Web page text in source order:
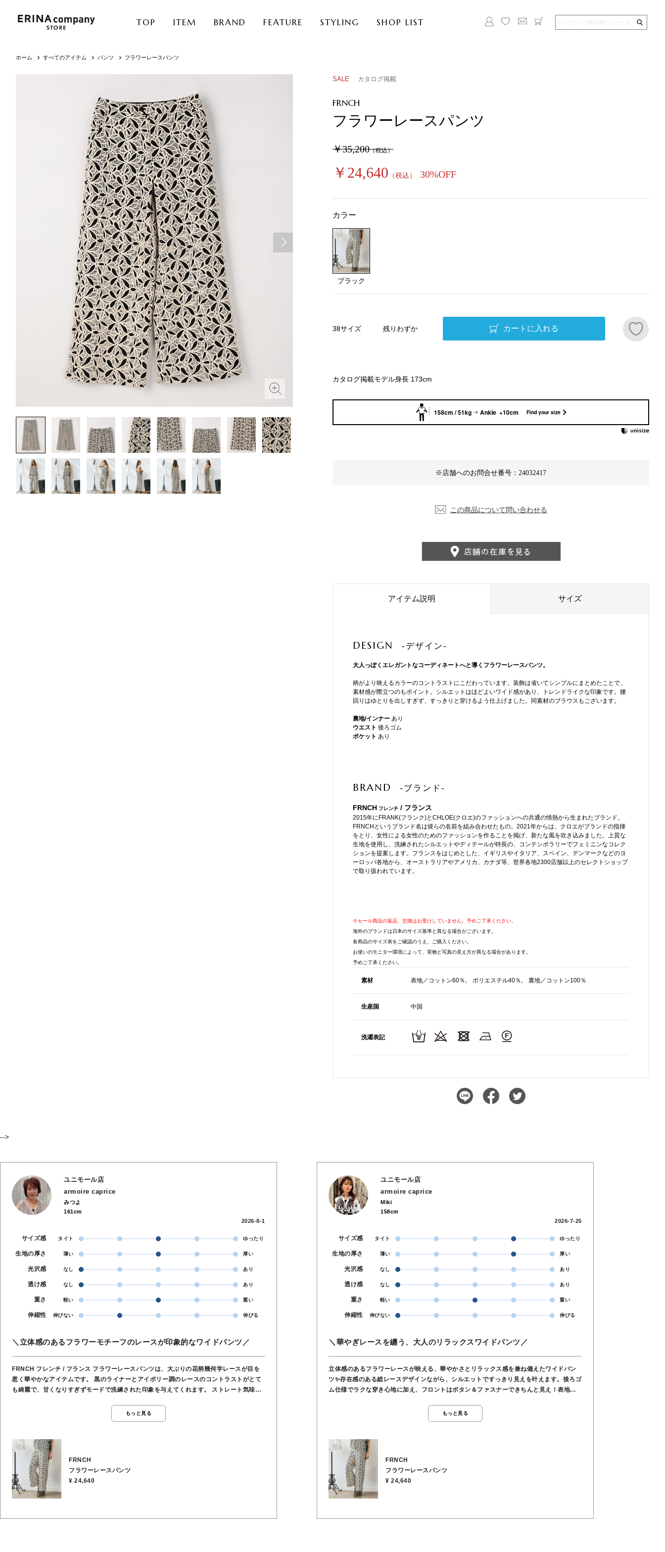
TOP ITEM BRAND FEATURE STYLING SHOP LIST
ホーム すべてのアイテム パンツ フラワーレースパンツ
SALE カタログ掲載
フラワーレースパンツ
￥35,200（税込）
￥24,640 （税込） 30%OFF
※店舗へのお問合せ番号：24032417
158cm / 51kg Ankle +10cm Find your size
FRNCH
カラー
ブラック
38サイズ 残りわずか カートに入れる
この商品について問い合わせる
カタログ掲載モデル身長 173cm
アイテム説明 サイズ
DESIGN -デザイン-
大人っぽくエレガントなコーディネートへと導くフラワーレースパンツ。
柄がより映えるカラーのコントラストにこだわっています。装飾は省いてシンプルにまとめたことで、
素材感が際立つのもポイント。シルエットはほどよいワイド感があり、トレンドライクな印象です。腰
回りはゆとりを出しすぎず、すっきりと穿けるよう仕上げました。同素材のブラウスもございます。
裏地/インナー あり
ウエスト 後ろゴム
ポケット あり
BRAND -ブランド-
FRNCH フレンチ / フランス
2015年にFRANK(フランク)とCHLOE(クロエ)のファッションへの共通の情熱から生まれたブランド。
FRNCHというブランド名は彼らの名前を組み合わせたもの。2021年からは、クロエがブランドの指揮
をとり、女性による女性のためのファッションを作ることを掲げ、新たな風を吹き込みました。上質な
生地を使用し、洗練されたシルエットやディテールが特長の、コンテンポラリーでフェミニンなコレク
ションを提案します。フランスをはじめとした、イギリスやイタリア、スペイン、デンマークなどのヨ
ーロッパ各地から、オーストラリアやアメリカ、カナダ等、世界各地2300店舗以上のセレクトショップ
で取り扱われています。
※セール商品の返品、交換はお受けしていません。予めご了承ください。
海外のブランドは日本のサイズ基準と異なる場合がございます。
各商品のサイズ表をご確認のうえ、ご購入ください。
お使いのモニター環境によって、実物と写真の見え方が異なる場合があります。
予めご了承ください。
素材 表地／コットン60％, ポリエステル40％, 裏地／コットン100％
生産国 中国
洗濯表記
-->
ユニモール店
armoire caprice
みつよ
161cm
2026-8-1
サイズ感 タイト ゆったり
生地の厚さ 薄い 厚い
光沢感 なし あり
透け感 なし あり
重さ 軽い 重い
伸縮性 伸びない 伸びる
＼立体感のあるフラワーモチーフのレースが印象的なワイドパンツ／
FRNCH フレンチ / フランス フラワーレースパンツは、大ぶりの花柄幾何学レースが目を
惹く華やかなアイテムです。 黒のライナーとアイボリー調のレースのコントラストがとて
も綺麗で、甘くなりすぎずモードで洗練された印象を与えてくれます。 ストレート気味の
の軽やかさがあり、見た目の華やかさに反して重たくならず、爽やかに穿いていただけま
でかけやリゾート、特別なお食事会にもぴったりの贅沢なスタイルになります。 ◉セットア
ップになります。 （同素材のブラウスの品番） 【54032880】 ・サイドリボンフラワーレ
ースブラウス ✿✿FRNCHは2021年からは、クロエがブランドの指揮をとり、女性による
女性のためのファッションを作ることを掲げ、新たな風を吹き込みました✿✿ ★ウエスト
71cm ★股上 31cm ★股下 72cm ★裾幅 31cm ★渡り幅 33cm ★ヒップ 98cm ●裏地/イ
ンナー あり ●ウエスト 後ろゴム ●ポケット あり ●手洗い可能 ●表地／コットン60％, ポリ
もっと見る
FRNCH
フラワーレースパンツ
¥ 24,640
ユニモール店
armoire caprice
Miki
158cm
2026-7-25
サイズ感 タイト ゆったり
生地の厚さ 薄い 厚い
光沢感 なし あり
透け感 なし あり
重さ 軽い 重い
伸縮性 伸びない 伸びる
＼華やぎレースを纏う、大人のリラックスワイドパンツ／
立体感のあるフラワーレースが映える、華やかさとリラックス感を兼ね備えたワイドパン
ツ✨存在感のある総レースデザインながら、シルエットですっきり見えを叶えます。後ろゴ
ム仕様でラクな穿き心地に加え、フロントはボタン＆ファスナーできちんと見え！表地は
揃いのブラウス合わせでセットアップとして、また無地のTシャツ・ニット・ブラウス合わ
せで着回しが楽しめます。●裏地あり●ウエスト後ろゴム●生地しっかり●前ボタン＆ファス
100％●お洗濯OK
もっと見る
FRNCH
フラワーレースパンツ
¥ 24,640